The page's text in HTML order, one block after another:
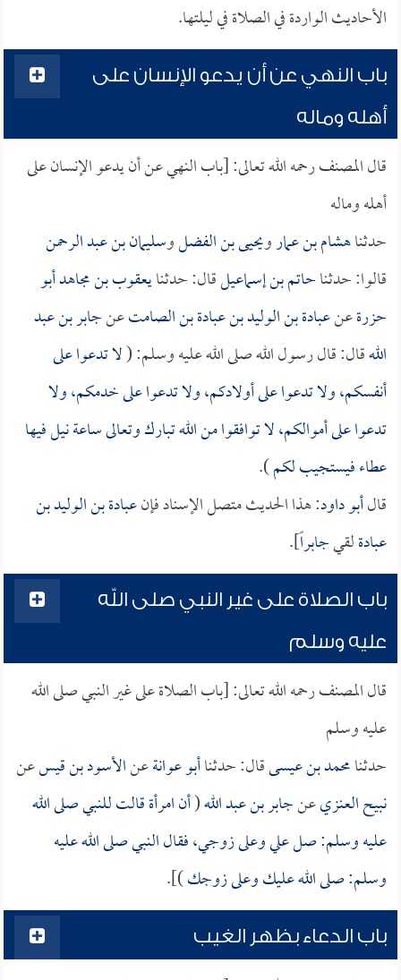
الأحاديث الواردة في الصلاة في ليلتها.
باب النهي عن أن يدعو الإنسان على
أهله وماله
قال المصنف رحمه الله تعالى: [باب النهي عن أن يدعو الإنسان على
أهله وماله
حدثناهشام بن عمارويحيى بن الفضلوسليمان بن عبد الرحمن
قالوا: حدثناحاتم بن إسماعيلقال: حدثنايعقوب بن مجاهد أبو
حزرةعنعبادة بن الوليد بن عبادة بن الصامتعنجابر بن عبد
اللهقال: قال رسول الله صلى الله عليه وسلم: (لا تدعوا على
أنفسكم، ولا تدعوا على أولادكم، ولا تدعوا على خدمكم، ولا
تدعوا على أموالكم، لا توافقوا من الله تبارك وتعالى ساعة نيل فيها
عطاء فيستجيب لكم).
قالأبو داود: هذا الحديث متصل الإسناد فإنعبادة بن الوليد بن
عبادةلقيجابراً].
باب الصلاة على غير النبي صلى الله
عليه وسلم
قال المصنف رحمه الله تعالى: [باب الصلاة على غير النبي صلى الله
عليه وسلم
حدثنامحمد بن عيسىقال: حدثناأبو عوانةعنالأسود بن قيسعن
نبيح العنزيعنجابر بن عبد الله(أن امرأة قالت للنبي صلى الله
عليه وسلم: صل علي وعلى زوجي، فقال النبي صلى الله عليه
وسلم: صلى الله عليك وعلى زوجك)].
باب الدعاء بظهر الغيب